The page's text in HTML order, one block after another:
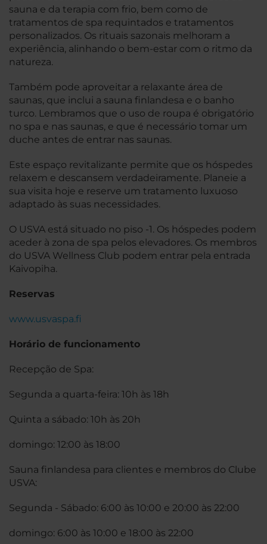
sauna e da terapia com frio, bem como de
tratamentos de spa requintados e tratamentos
personalizados. Os rituais sazonais melhoram a
experiência, alinhando o bem-estar com o ritmo da
natureza.
Também pode aproveitar a relaxante área de
saunas, que inclui a sauna finlandesa e o banho
turco. Lembramos que o uso de roupa é obrigatório
no spa e nas saunas, e que é necessário tomar um
duche antes de entrar nas saunas.
Este espaço revitalizante permite que os hóspedes
relaxem e descansem verdadeiramente. Planeie a
sua visita hoje e reserve um tratamento luxuoso
adaptado às suas necessidades.
O USVA está situado no piso -1. Os hóspedes podem
aceder à zona de spa pelos elevadores. Os membros
do USVA Wellness Club podem entrar pela entrada
Kaivopiha.
Reservas
www.usvaspa.fi
Horário de funcionamento
Recepção de Spa:
Segunda a quarta-feira: 10h às 18h
Quinta a sábado: 10h às 20h
domingo: 12:00 às 18:00
Sauna finlandesa para clientes e membros do Clube
USVA:
Segunda - Sábado: 6:00 às 10:00 e 20:00 às 22:00
domingo: 6:00 às 10:00 e 18:00 às 22:00